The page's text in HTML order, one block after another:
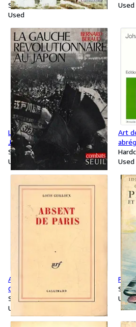
Signed
Used
Used
La gauche révolutionnaire au
Japon - Bernard Béraud
Softcover
Used
Art
Used
Absent de Paris - Louis
Guilloux
Softcover
Used
Used